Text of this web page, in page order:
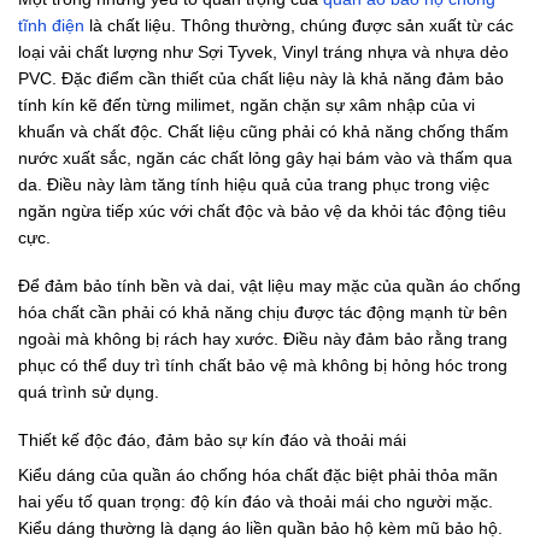
tĩnh điện là chất liệu. Thông thường, chúng được sản xuất từ các
loại vải chất lượng như Sợi Tyvek, Vinyl tráng nhựa và nhựa dẻo
PVC. Đặc điểm cần thiết của chất liệu này là khả năng đảm bảo
tính kín kẽ đến từng milimet, ngăn chặn sự xâm nhập của vi
khuẩn và chất độc. Chất liệu cũng phải có khả năng chống thấm
nước xuất sắc, ngăn các chất lỏng gây hại bám vào và thấm qua
da. Điều này làm tăng tính hiệu quả của trang phục trong việc
ngăn ngừa tiếp xúc với chất độc và bảo vệ da khỏi tác động tiêu
cực.
Để đảm bảo tính bền và dai, vật liệu may mặc của quần áo chống
hóa chất cần phải có khả năng chịu được tác động mạnh từ bên
ngoài mà không bị rách hay xước. Điều này đảm bảo rằng trang
phục có thể duy trì tính chất bảo vệ mà không bị hỏng hóc trong
quá trình sử dụng.
Thiết kế độc đáo, đảm bảo sự kín đáo và thoải mái
Kiểu dáng của quần áo chống hóa chất đặc biệt phải thỏa mãn
hai yếu tố quan trọng: độ kín đáo và thoải mái cho người mặc.
Kiểu dáng thường là dạng áo liền quần bảo hộ kèm mũ bảo hộ.